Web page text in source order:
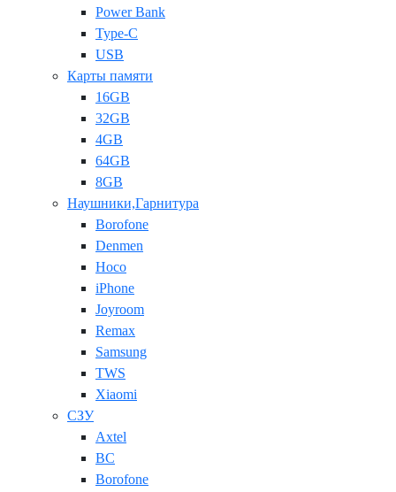
Power Bank
Type-C
USB
Карты памяти
16GB
32GB
4GB
64GB
8GB
Наушники,Гарнитура
Borofone
Denmen
Hoco
iPhone
Joyroom
Remax
Samsung
TWS
Xiaomi
СЗУ
Axtel
BC
Borofone